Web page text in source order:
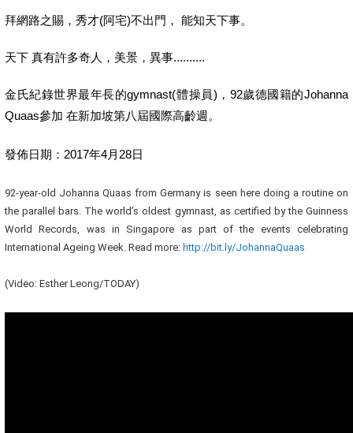
拜網路之賜，秀才(阿宅)不出門， 能知天下事。
天下 真有許多奇人，美景，異事..........
金氏紀錄世界最年長的gymnast(體操員)，92歲德國籍的Johanna
Quaas參加 在新加坡第八屆國際高齡週。
發佈日期：2017年4月28日
92-year-old Johanna Quaas from Germany is seen here doing a routine on
the parallel bars. The world’s oldest gymnast, as certified by the Guinness
World Records, was in Singapore as part of the events celebrating
International Ageing Week. Read more: http://bit.ly/JohannaQuaas
(Video: Esther Leong/TODAY)